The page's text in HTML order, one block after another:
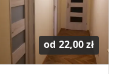
od 22,00 zł